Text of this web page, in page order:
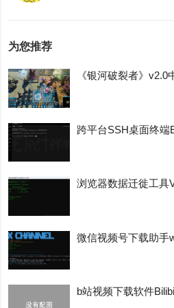
为您推荐
《银河破裂者》v2.0
跨平台SSH桌面终端
浏览器数据迁徙工具
微信视频号下载助手
b站视频下载软件